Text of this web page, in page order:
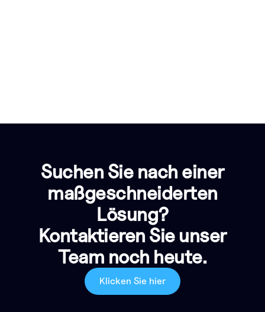
Suchen Sie nach einer
maßgeschneiderten
Lösung?
Kontaktieren Sie unser
Team noch heute.
Klicken Sie hier